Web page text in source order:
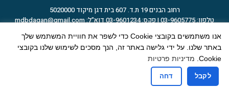
רחוב הבנים 19 ת.ד. 607 בית דגן מיקוד 5020000
טלפון: 03-9605775 | פקס: 03-9601234 דוא"ל:
mdbdagan@gmail.com
אנו משתמשים בקובצי Cookie כדי לשפר את חוויית המשתמש שלך
באתר שלנו. על ידי גלישה באתר זה, הנך מסכים לשימוש שלנו בקובצי
Cookie. מדיניות פרטיות
לקבל דחה